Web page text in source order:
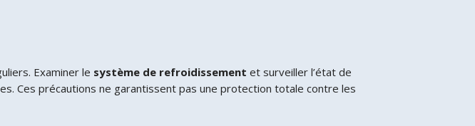
Examiner le système de refroidissement et surveiller l’état de
Ces précautions ne garantissent pas une protection totale contre les